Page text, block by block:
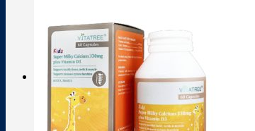
Thành phần thuốc
Giỏ hàng
Giỏ hàng
Chưa có sản phẩm trong giỏ hàng.